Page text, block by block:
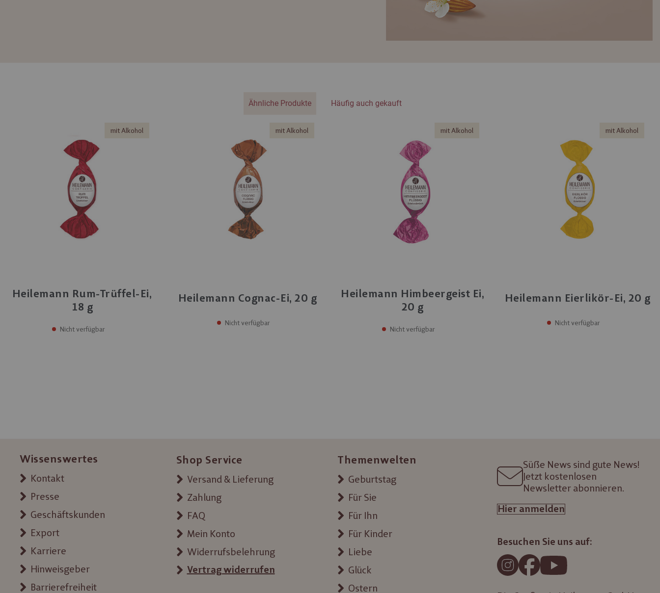
Ähnliche Produkte Häufig auch gekauft
mit Alkohol
Heilemann Rum-Trüffel-Ei,
18 g
Nicht verfügbar
mit Alkohol
Heilemann Cognac-Ei, 20 g
Nicht verfügbar
mit Alkohol
Heilemann Himbeergeist Ei,
20 g
Nicht verfügbar
mit Alkohol
Heilemann Eierlikör-Ei, 20 g
Nicht verfügbar
Wissenswertes
Kontakt
Presse
Geschäftskunden
Export
Karriere
Hinweisgeber
Barrierefreiheit
Shop Service
Versand & Lieferung
Zahlung
FAQ
Mein Konto
Widerrufsbelehrung
Vertrag widerrufen
Themenwelten
Geburtstag
Für Sie
Für Ihn
Für Kinder
Liebe
Glück
Ostern
Süße News sind gute News!
Jetzt kostenlosen
Newsletter abonnieren.
Hier anmelden
Besuchen Sie uns auf: